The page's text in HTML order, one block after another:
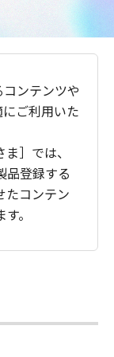
ンテンツや
ご利用いた
］では、
品登録する
たコンテン
。